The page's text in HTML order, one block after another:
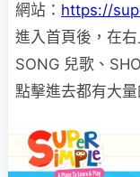
網站： https://
進入首頁後，在
SONG 兒歌、
點擊進去都有大量